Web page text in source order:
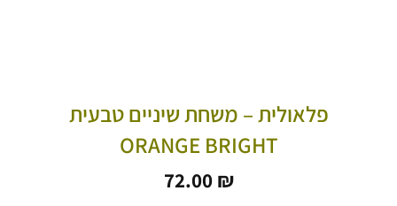
פלאולית – משחת שיניים טבעית
ORANGE BRIGHT
72.00 ₪